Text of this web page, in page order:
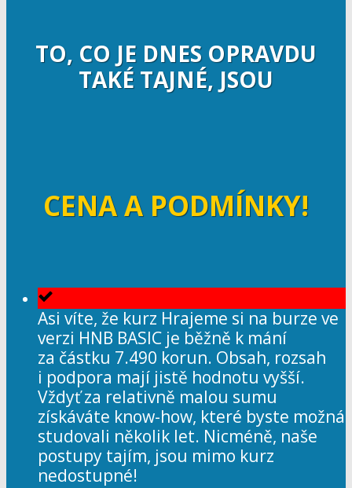
TO, CO JE DNES OPRAVDU
TAKÉ TAJNÉ, JSOU
CENA A PODMÍNKY!
Asi víte, že kurz Hrajeme si na burze ve
verzi HNB BASIC je běžně k mání
za částku 7.490 korun. Obsah, rozsah
i podpora mají jistě hodnotu vyšší.
Vždyť za relativně malou sumu
získáváte know-how, které byste možná
studovali několik let. Nicméně, naše
postupy tajím, jsou mimo kurz
nedostupné!